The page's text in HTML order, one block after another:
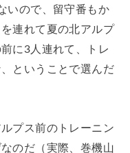
いので、留守番もか
連れて夏の北アルプ
に3人連れて、トレ
ということで選んだ
プス前のトレーニン
のだ（実際、巻機山